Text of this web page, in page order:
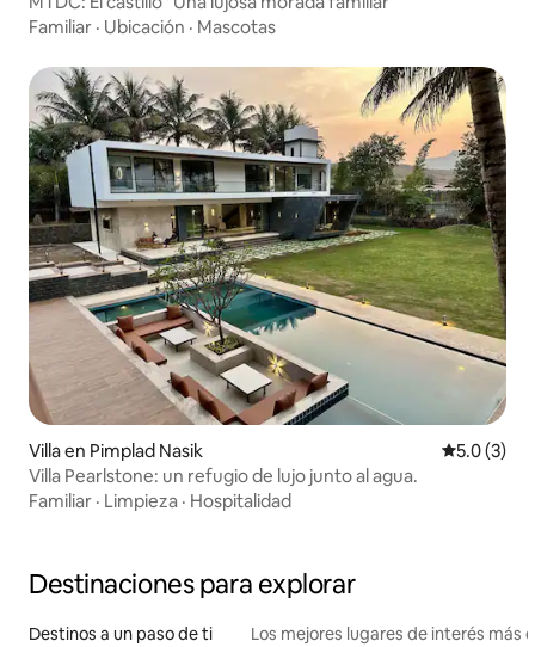
Familiar · Ubicación · Mascotas
Villa en Pimplad Nasik
5.0 (3)
Villa Pearlstone: un refugio de lujo junto al agua.
Familiar · Limpieza · Hospitalidad
Destinaciones para explorar
Destinos a un paso de ti Los mejores lugares de interés más